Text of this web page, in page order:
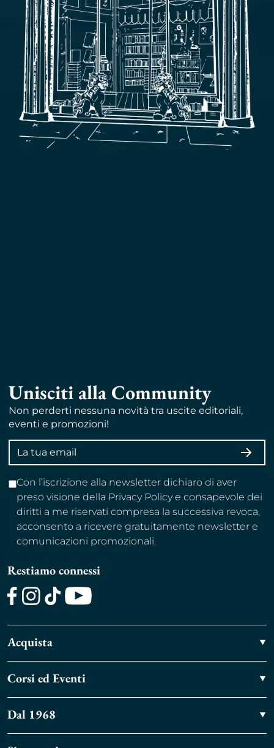
Unisciti alla Community
Non perderti nessuna novità tra uscite editoriali,
eventi e promozioni!
Indirizzo
email
Con l’iscrizione alla newsletter dichiaro di aver
preso visione della Privacy Policy e consapevole dei
diritti a me riservati compresa la successiva revoca,
acconsento a ricevere gratuitamente newsletter e
comunicazioni promozionali.
Restiamo connessi
Acquista
Corsi ed Eventi
Dal 1968